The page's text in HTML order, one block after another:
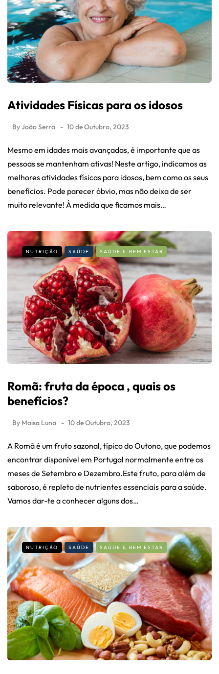
Atividades Físicas para os idosos
ByJoão Serra 10 de Outubro, 2023
Mesmo em idades mais avançadas, é importante que as
pessoas se mantenham ativas! Neste artigo, indicamos as
melhores atividades físicas para idosos, bem como os seus
benefícios. Pode parecer óbvio, mas não deixa de ser
muito relevante! À medida que ficamos mais…
NUTRIÇÃO SAÚDE SAÚDE & BEM ESTAR
Romã: fruta da época , quais os
benefícios?
By Maisa Luna 10 de Outubro, 2023
A Romã é um fruto sazonal, típico do Outono, que podemos
encontrar disponível em Portugal normalmente entre os
meses de Setembro e Dezembro.Este fruto, para além de
saboroso, é repleto de nutrientes essenciais para a saúde.
Vamos dar-te a conhecer alguns dos…
NUTRIÇÃO SAÚDE SAÚDE & BEM ESTAR